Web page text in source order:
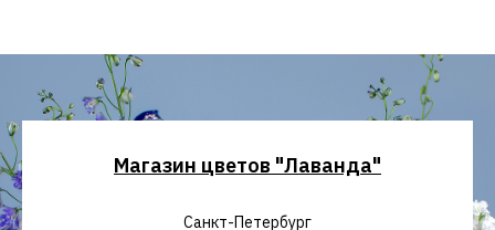
Магазин цветов "Лаванда"
Санкт-Петербург